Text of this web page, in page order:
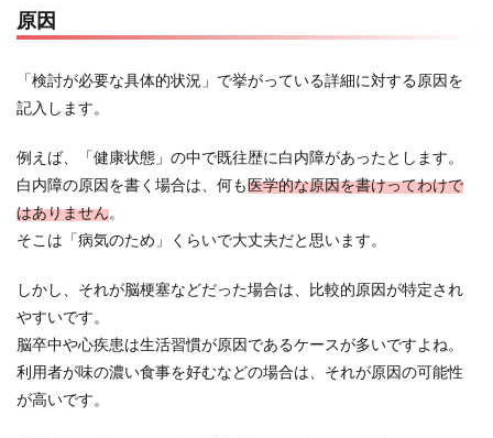
原因
「検討が必要な具体的状況」で挙がっている詳細に対する原因を
記入します。
例えば、「健康状態」の中で既往歴に白内障があったとします。
白内障の原因を書く場合は、何も医学的な原因を書けってわけで
はありません。
そこは「病気のため」くらいで大丈夫だと思います。
しかし、それが脳梗塞などだった場合は、比較的原因が特定され
やすいです。
脳卒中や心疾患は生活習慣が原因であるケースが多いですよね。
利用者が味の濃い食事を好むなどの場合は、それが原因の可能性
が高いです。